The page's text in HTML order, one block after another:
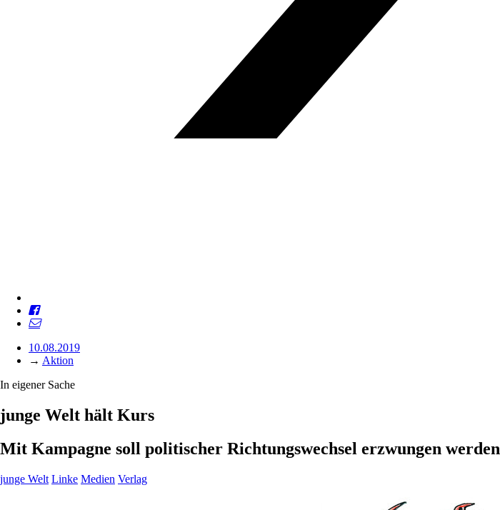
10.08.2019
→ Aktion
In eigener Sache
junge Welt hält Kurs
Mit Kampagne soll politischer Richtungswechsel erzwungen werden
junge Welt Linke Medien Verlag